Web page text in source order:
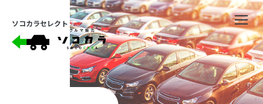
ソコカラセレクト